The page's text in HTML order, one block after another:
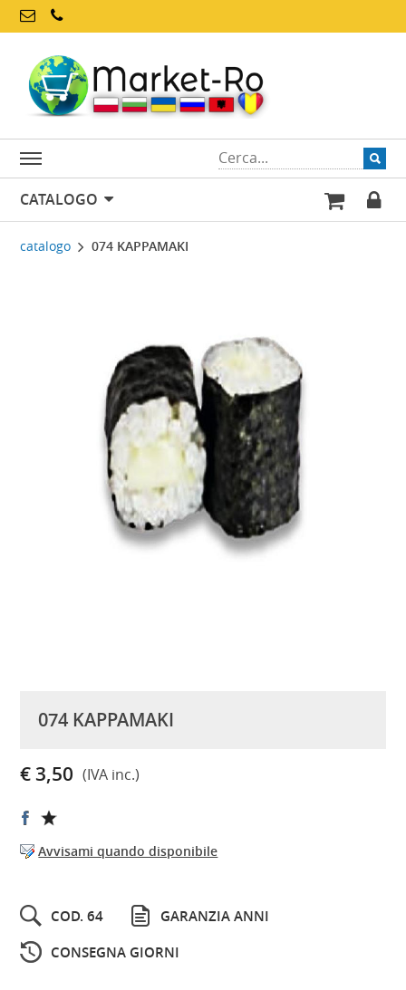
CATALOGO
catalogo 074 KAPPAMAKI
074 KAPPAMAKI
€ 3,50 (IVA inc.)
Avvisami quando disponibile
COD. 64
GARANZIA ANNI
CONSEGNA GIORNI